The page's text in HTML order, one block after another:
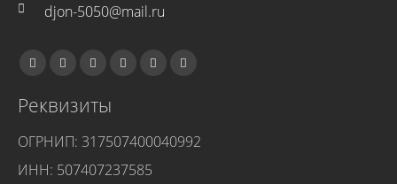
djon-5050@mail.ru
Реквизиты
ОГРНИП: 317507400040992
ИНН: 507407237585